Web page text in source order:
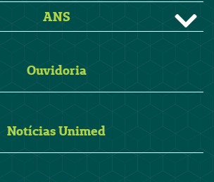
ANS
Ouvidoria
Notícias Unimed